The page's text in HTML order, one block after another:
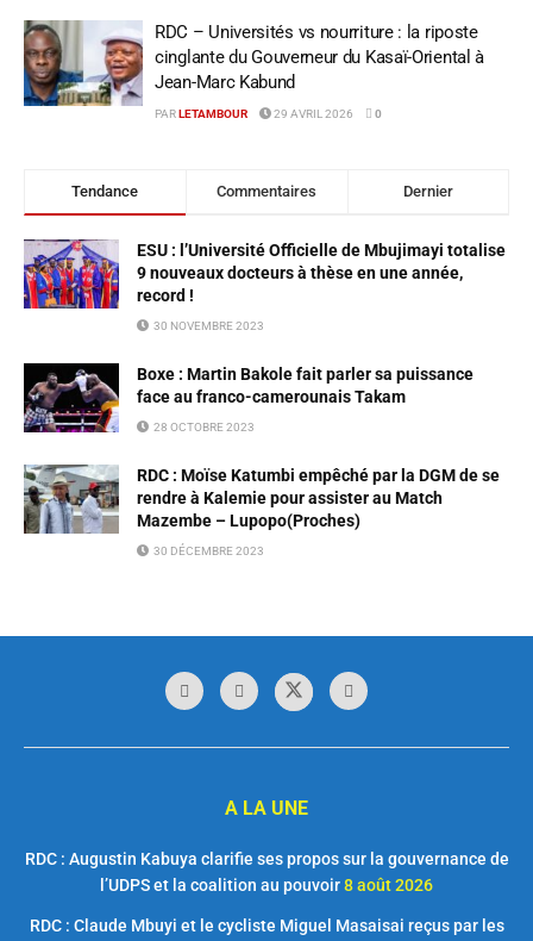
RDC – Universités vs nourriture : la riposte
cinglante du Gouverneur du Kasaï-Oriental à
Jean-Marc Kabund
PAR LETAMBOUR 29 AVRIL 2026 0
Tendance Commentaires Dernier
ESU : l’Université Officielle de Mbujimayi totalise
9 nouveaux docteurs à thèse en une année,
record !
30 NOVEMBRE 2023
Boxe : Martin Bakole fait parler sa puissance
face au franco-camerounais Takam
28 OCTOBRE 2023
RDC : Moïse Katumbi empêché par la DGM de se
rendre à Kalemie pour assister au Match
Mazembe – Lupopo(Proches)
30 DÉCEMBRE 2023
A LA UNE
RDC : Augustin Kabuya clarifie ses propos sur la gouvernance de
l’UDPS et la coalition au pouvoir8 août 2026
RDC : Claude Mbuyi et le cycliste Miguel Masaisai reçus par les